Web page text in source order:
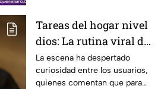
Tareas del hogar nivel
dios: La rutina viral de
esta mamá para la
limpieza el techo
La escena ha despertado
curiosidad entre los usuarios,
quienes comentan que para